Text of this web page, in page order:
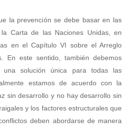
la prevención se debe basar en las
Carta de las Naciones Unidas, en
en el Capítulo VI sobre el Arreglo
En este sentido, también debemos
solución única para todas las
estamos de acuerdo con la
sin desarrollo y no hay desarrollo sin
y los factores estructurales que
deben abordarse de manera